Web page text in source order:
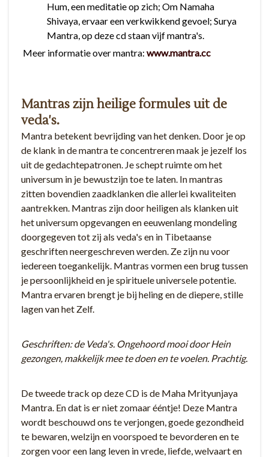
Hum, een meditatie op zich; Om Namaha
Shivaya, ervaar een verkwikkend gevoel; Surya
Mantra, op deze cd staan vijf mantra's.
Meer informatie over mantra: www.mantra.cc
Mantras zijn heilige formules uit de
veda's.
Mantra betekent bevrijding van het denken. Door je op
de klank in de mantra te concentreren maak je jezelf los
uit de gedachtepatronen. Je schept ruimte om het
universum in je bewustzijn toe te laten. In mantras
zitten bovendien zaadklanken die allerlei kwaliteiten
aantrekken. Mantras zijn door heiligen als klanken uit
het universum opgevangen en eeuwenlang mondeling
doorgegeven tot zij als veda's en in Tibetaanse
geschriften neergeschreven werden. Ze zijn nu voor
iedereen toegankelijk. Mantras vormen een brug tussen
je persoonlijkheid en je spirituele universele potentie.
Mantra ervaren brengt je bij heling en de diepere, stille
lagen van het Zelf.
Geschriften: de Veda's. Ongehoord mooi door Hein
gezongen, makkelijk mee te doen en te voelen. Prachtig.
De tweede track op deze CD is de Maha Mrityunjaya
Mantra. En dat is er niet zomaar ééntje! Deze Mantra
wordt beschouwd ons te verjongen, goede gezondheid
te bewaren, welzijn en voorspoed te bevorderen en te
zorgen voor een lang leven in vrede, liefde, welvaart en